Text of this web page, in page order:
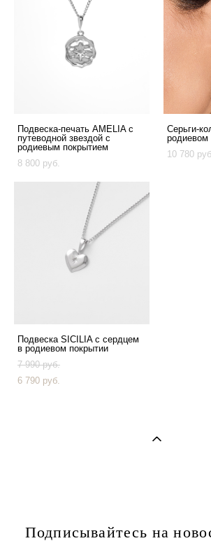
Подвеска-печать AMELIA с
путеводной звездой с
родиевым покрытием
8 800 pуб.
Серьги-
родиевом
10 780
Подвеска SICILIA с сердцем
в родиевом покрытии
7 990 pуб.
6 790 pуб.
Подписывайтесь на